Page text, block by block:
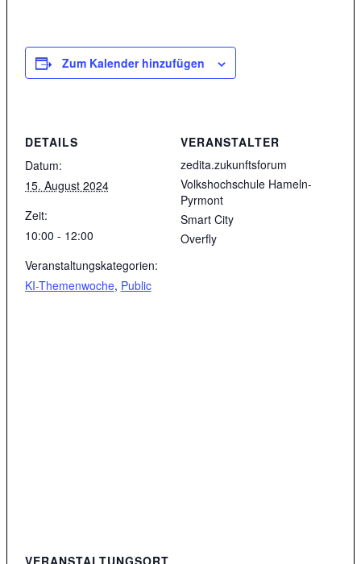
Zum Kalender hinzufügen
DETAILS
Datum:
15. August 2024
Zeit:
10:00 - 12:00
Veranstaltungskategorien:
KI-Themenwoche, Public
VERANSTALTER
zedita.zukunftsforum
Volkshochschule Hameln-
Pyrmont
Smart City
Overfly